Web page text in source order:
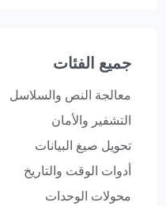
جميع الفئات
معالجة النص والسلاسل
التشفير والأمان
تحويل صيغ البيانات
أدوات الوقت والتاريخ
محولات الوحدات